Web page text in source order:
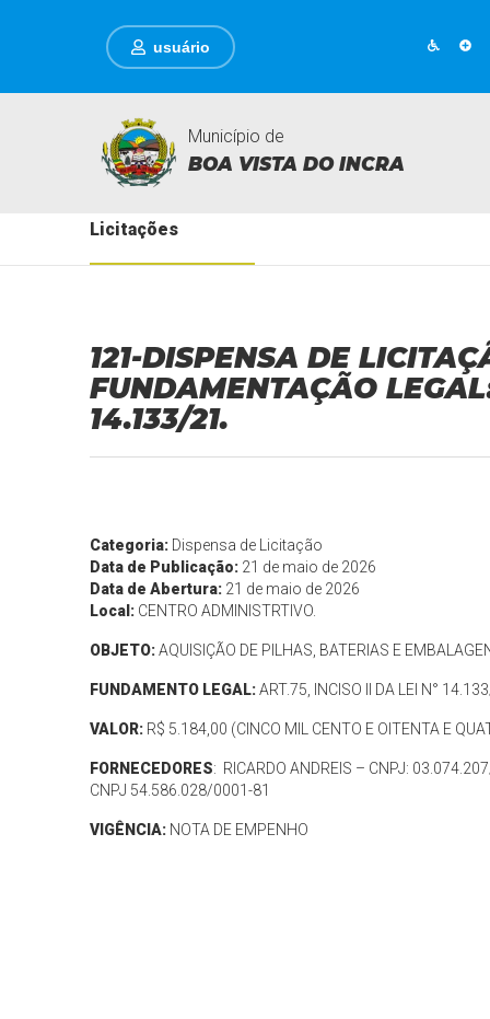
usuário
Município de
BOA VISTA DO INCRA
Licitações
121-DISPENSA DE
FUNDAMENTAÇÃO
14.133/21.
Categoria: Dispensa de Licitação
Data de Publicação: 21 de maio de 2026
Data de Abertura: 21 de maio de 2026
Local: CENTRO ADMINISTRTIVO.
OBJETO:AQUISIÇÃO DE PILHAS, BATERIAS E
FUNDAMENTO LEGAL:ART.75, INCISO II DA LEI N°
VALOR: R$ 5.184,00 (CINCO MIL CENTO E OITENTA E
FORNECEDORES: RICARDO ANDREIS – CNPJ:
CNPJ 54.586.028/0001-81
VIGÊNCIA: NOTA DE EMPENHO